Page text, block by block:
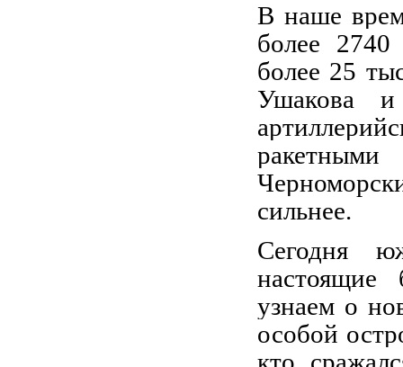
В наше
более
более 25
Ушакова и
сильнее.
Сегодня
узнаем о
особой